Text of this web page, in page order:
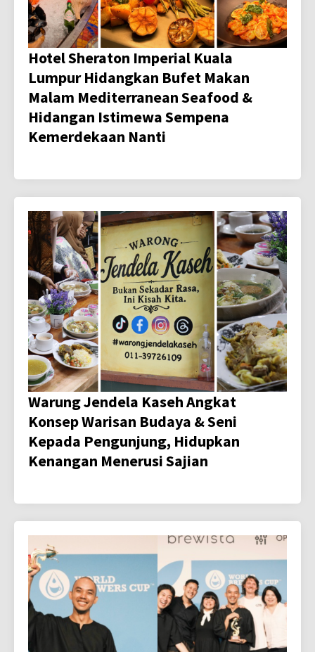
Hotel Sheraton Imperial Kuala
Lumpur Hidangkan Bufet Makan
Malam Mediterranean Seafood &
Hidangan Istimewa Sempena
Kemerdekaan Nanti
Warung Jendela Kaseh Angkat
Konsep Warisan Budaya & Seni
Kepada Pengunjung, Hidupkan
Kenangan Menerusi Sajian